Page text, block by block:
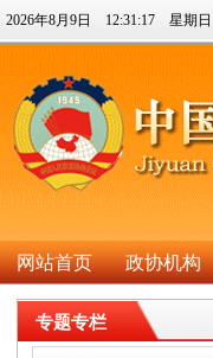
2026年8月9日 12:31:17 星期日
网站首页 政协机构
专题专栏